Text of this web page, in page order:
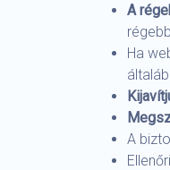
A
Ha
A